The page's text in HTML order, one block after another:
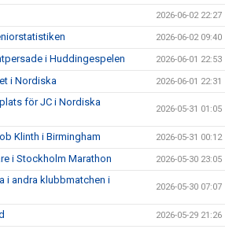
2026-06-02 22:27
2026-06-02 09:40
i Huddingespelen 2026-06-01 22:53
i Nordiska 2026-06-01 22:31
för JC i Nordiska
2026-05-31 01:05
Klinth i Birmingham 2026-05-31 00:12
i Stockholm Marathon 2026-05-30 23:05
i andra klubbmatchen i
2026-05-30 07:07
2026-05-29 21:26